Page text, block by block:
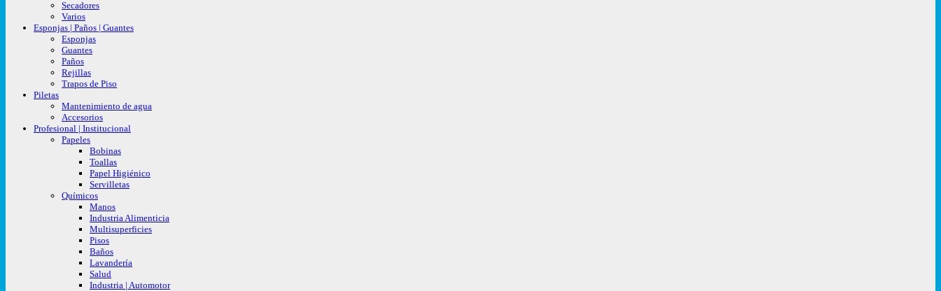
Secadores
Varios
Esponjas | Paños | Guantes
Esponjas
Guantes
Paños
Rejillas
Trapos de Piso
Piletas
Mantenimiento de agua
Accesorios
Profesional | Institucional
Papeles
Bobinas
Toallas
Papel Higiénico
Servilletas
Químicos
Manos
Industria Alimenticia
Multisuperficies
Pisos
Baños
Lavandería
Salud
Industria | Automotor